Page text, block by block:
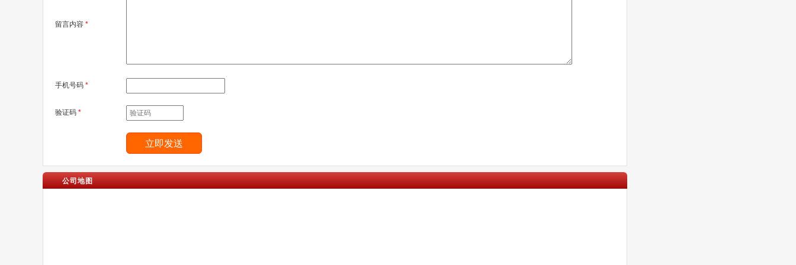
留言内容 *
手机号码 *
验证码 *
公司地图